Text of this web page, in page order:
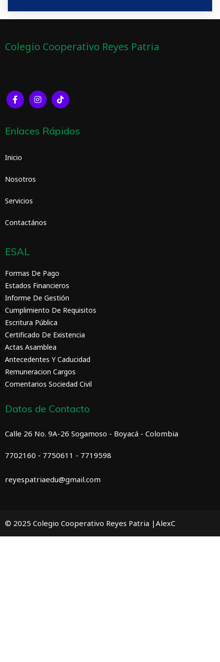
Colegio Cooperativo Reyes Patria
Enlaces Rápidos
Inicio
Nosotros
Servicios
Contactános
ESAL
Formas De Pago
Estados Financieros
Informe De Gestión
Cumplimiento De Requisitos
Escritura Pública
Certificado De Existencia
Actas Asamblea
Antecedentes Y Caducidad
Remuneracion Cargos
Comentarios Sociedad Civil
Datos de Contacto
Calle 26 No. 9A-26 Sogamoso - Boyacá - Colombia
7702160 - 7750611 - 7719598
reyespatriaedu@gmail.com
© 2025 Colegio Cooperativo Reyes Patria |AlexC